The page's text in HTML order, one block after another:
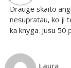
Drauge skaito
nesupratau, ko ji
ka knyga. Jusu 50
Laura